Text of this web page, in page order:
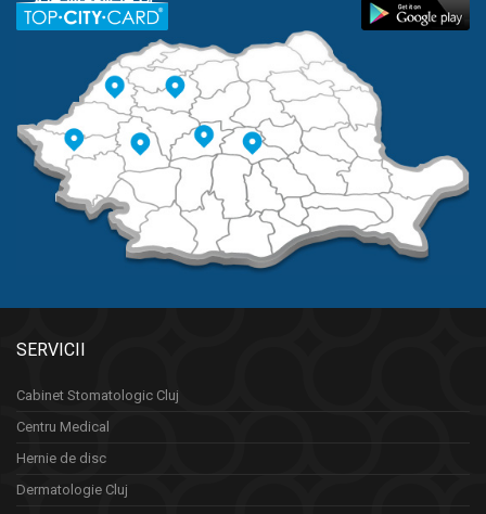
SERVICII
Cabinet Stomatologic Cluj
Centru Medical
Hernie de disc
Dermatologie Cluj